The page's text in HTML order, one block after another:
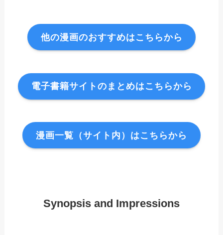
他の漫画のおすすめはこちらから
電子書籍サイトのまとめはこちらから
漫画一覧（サイト内）はこちらから
Synopsis and Impressions